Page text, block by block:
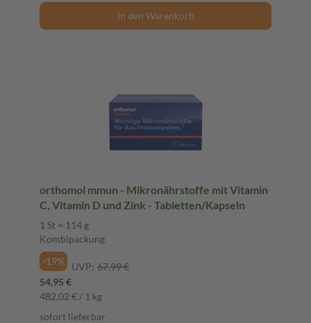
In den Warenkorb
orthomol mmun - Mikronährstoffe mit Vitamin
C, Vitamin D und Zink - Tabletten/Kapseln
1 St = 114 g
Kombipackung
-19%
UVP: 67,99 €
54,95 €
482,02 € / 1 kg
sofort lieferbar